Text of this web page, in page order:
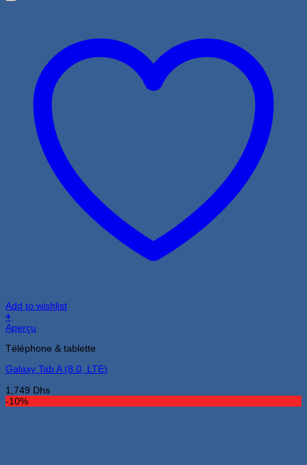
Add to wishlist
+
Aperçu
Téléphone & tablette
Galaxy Tab A (8.0, LTE)
1,749 Dhs
-10%